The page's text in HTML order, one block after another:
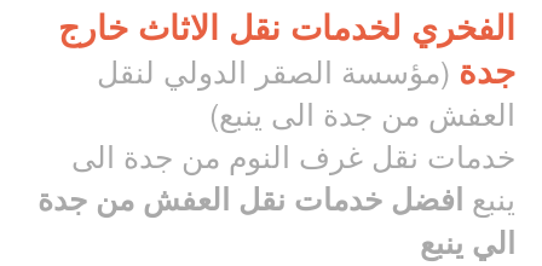
الفخري لخدمات نقل الاثاث خارج
جدة(مؤسسة الصقر الدولي لنقل
العفش من جدة الى ينبع)
خدمات نقل غرف النوم من جدة الى
ينبعافضل خدمات نقل العفش من جدة
الي ينبع